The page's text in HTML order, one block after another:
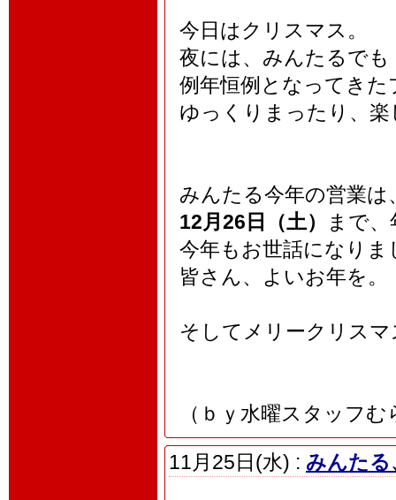
今日はクリスマス。
夜には、みんたるでも
例年恒例となってき
ゆっくりまったり、
みんたる今年の営業は
12月26日（土）
まで
今年もお世話になりま
皆さん、よいお年を。
そしてメリークリス
（ｂｙ水曜スタッフ
11月25日(水) : みんた